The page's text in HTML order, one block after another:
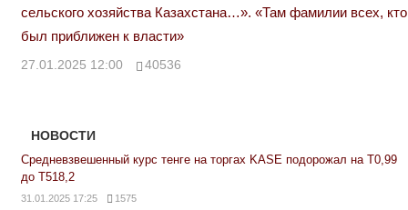
сельского хозяйства Казахстана…». «Там фамилии всех, кто
был приближен к власти»
27.01.2025 12:00 40536
НОВОСТИ
Средневзвешенный курс тенге на торгах KASE подорожал на Т0,99
до Т518,2
31.01.2025 17:25 1575